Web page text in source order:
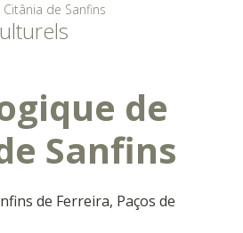
de Sanfins
de
Sanfins
de Ferreira, Paços de